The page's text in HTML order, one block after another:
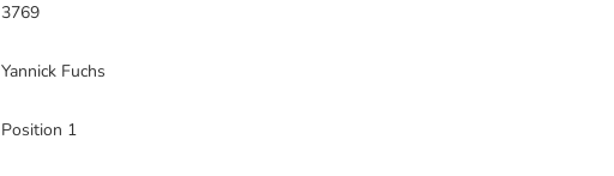
3769
Yannick Fuchs
Position 1